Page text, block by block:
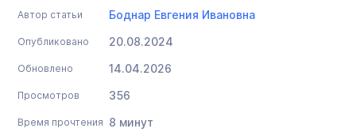
Автор статьи Боднар Евгения Ивановна
Опубликовано 20.08.2024
Обновлено 14.04.2026
Просмотров 356
Время прочтения 8 минут